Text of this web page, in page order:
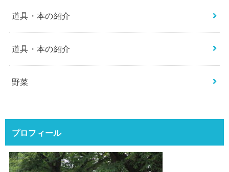
道具・本の紹介
道具・本の紹介
野菜
プロフィール